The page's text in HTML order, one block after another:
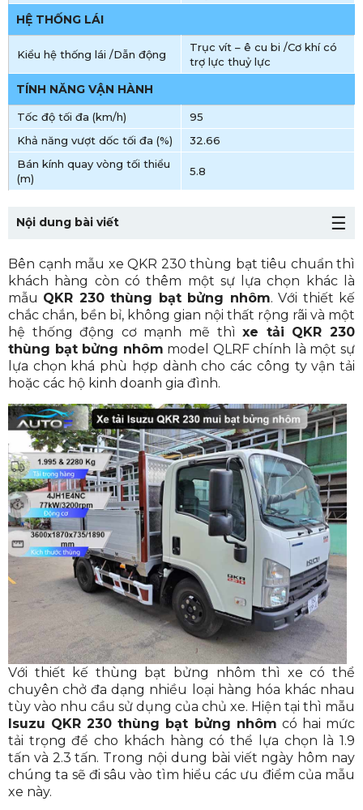
HỆ THỐNG LÁI
Kiểu hệ thống lái /Dẫn động
Trục vít – ê cu bi /Cơ khí có
trợ lực thuỷ lực
TÍNH NĂNG VẬN HÀNH
Tốc độ tối đa (km/h)
95
Khả năng vượt dốc tối đa (%)
32.66
Bán kính quay vòng tối thiểu
(m)
5.8
Nội dung bài viết
230 thùng bạt bửng nhôm
2. Một số điểm nổi bật trong thiết kế nội thất của xe
tải QKR 230 thùng bạt bửng nhôm
3. Xe tải Isuzu QKR 230 thùng bạt bửng nhôm được
trang bị hệ thống động cơ gì để đảm bảo cho khả
năng chuyên chở hàng hóa?
4. Hệ thống an toàn của QKR 230 thùng bạt bửng
nhôm có được trang bị đầy đủ hay không?
5. Thông số kỹ thuật xe tải QKR 230 thùng bạt bửng
nhôm
6. Quy cách thùng xe tải Isuzu QKR 230 thùng bạt
bửng nhôm
7.Giá xe tải Isuzu QKR 230 thùng bạt bửng nhôm
Bên cạnh mẫu xe QKR 230 thùng bạt tiêu chuẩn thì
khách hàng còn có thêm một sự lựa chọn khác là
mẫu QKR 230 thùng bạt bửng nhôm. Với thiết kế
chắc chắn, bền bỉ, không gian nội thất rộng rãi và một
hệ thống động cơ mạnh mẽ thìxe tải QKR 230
thùng bạt bửng nhôm model QLRF chính là một sự
lựa chọn khá phù hợp dành cho các công ty vận tải
hoặc các hộ kinh doanh gia đình.
Với thiết kế thùng bạt bửng nhôm thì xe có thể
chuyên chở đa dạng nhiều loại hàng hóa khác nhau
tùy vào nhu cầu sử dụng của chủ xe. Hiện tại thì mẫu
Isuzu QKR 230 thùng bạt bửng nhôm có hai mức
tải trọng để cho khách hàng có thể lựa chọn là 1.9
tấn và 2.3 tấn. Trong nội dung bài viết ngày hôm nay
chúng ta sẽ đi sâu vào tìm hiểu các ưu điểm của mẫu
xe này.